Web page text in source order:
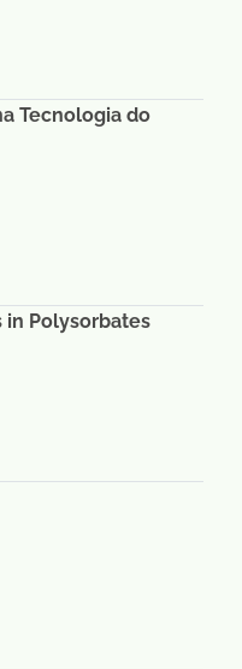
Tecnologia do
in Polysorbates